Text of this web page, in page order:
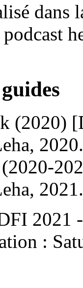
dans
(2020)
2020.
(2020-
2021.
2021
: